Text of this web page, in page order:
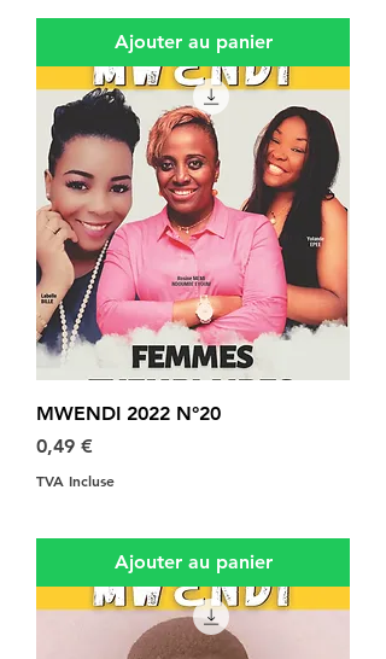
Ajouter au panier
MWENDI 2022 N°20
Prix
0,49 €
TVA Incluse
Ajouter au panier